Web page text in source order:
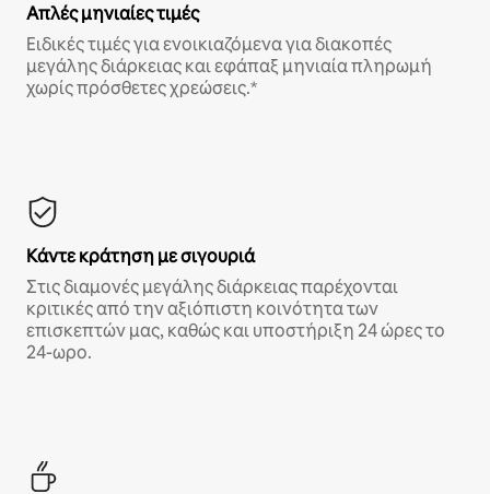
Απλές μηνιαίες τιμές
Ειδικές τιμές για ενοικιαζόμενα για διακοπές
μεγάλης διάρκειας και εφάπαξ μηνιαία πληρωμή
χωρίς πρόσθετες χρεώσεις.*
Κάντε κράτηση με σιγουριά
Στις διαμονές μεγάλης διάρκειας παρέχονται
κριτικές από την αξιόπιστη κοινότητα των
επισκεπτών μας, καθώς και υποστήριξη 24 ώρες το
24-ωρο.